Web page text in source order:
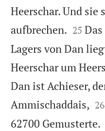
Heerschar. Und
aufbrechen. 

25
Lagers von Dan
Heerschar um
Dan ist Achieser,
Ammischaddais, 

26
62700 Gemusterte.